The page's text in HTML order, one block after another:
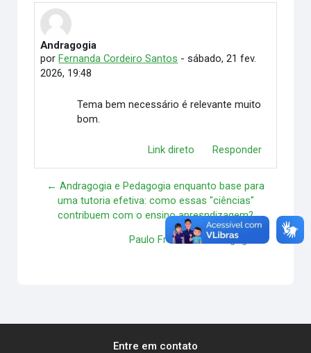
Andragogia
por Fernanda Cordeiro Santos -sábado, 21 fev.
2026, 19:48
Número de respostas: 0
Tema bem necessário é relevante muito
bom.
Link direto Responder
← Andragogia e Pedagogia enquanto base para
uma tutoria efetiva: como essas "ciências"
contribuem com o ensino apresndizagem?
Paulo Freire e a Andragogia →
Entre em contato